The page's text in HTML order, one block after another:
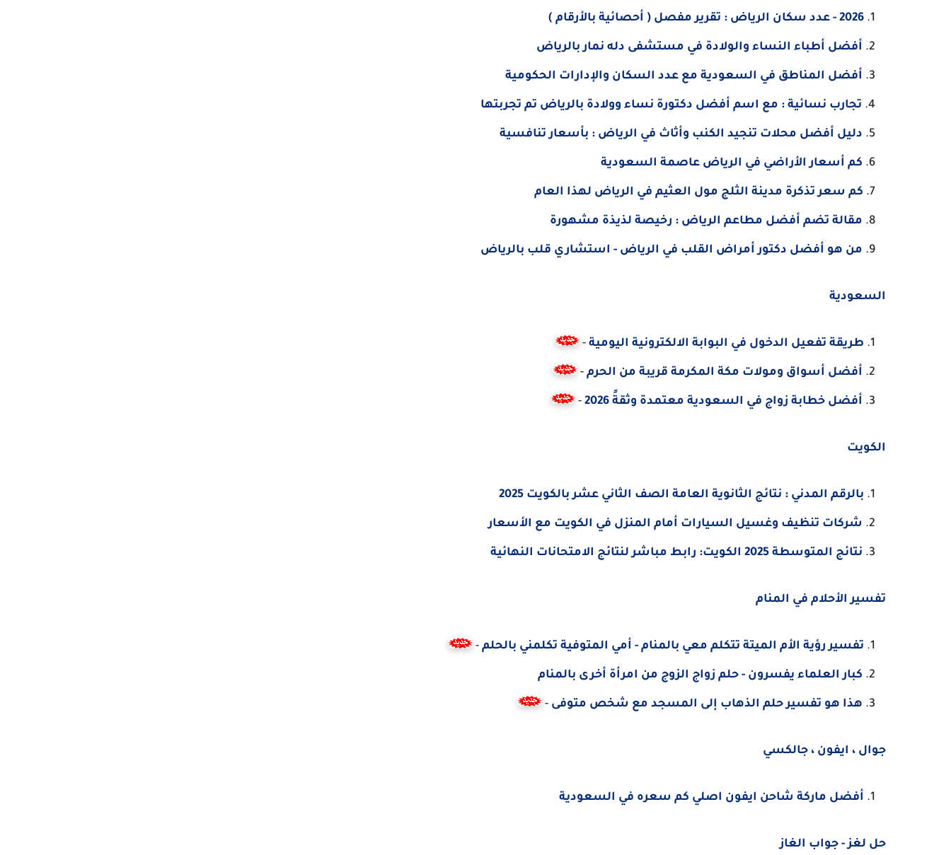
2026 - عدد سكان الرياض : تقرير مفصل ( أحصائية بالأرقام )
أفضل أطباء النساء والولادة في مستشفى دله نمار بالرياض
أفضل المناطق في السعودية مع عدد السكان والإدارات الحكومية
تجارب نسائية : مع اسم أفضل دكتورة نساء وولادة بالرياض تم تجربتها
دليل أفضل محلات تنجيد الكنب وأثاث في الرياض : بأسعار تنافسية
كم أسعار الأراضي في الرياض عاصمة السعودية
كم سعر تذكرة مدينة الثلج مول العثيم في الرياض لهذا العام
مقالة تضم أفضل مطاعم الرياض : رخيصة لذيذة مشهورة
من هو أفضل دكتور أمراض القلب في الرياض - استشاري قلب بالرياض
السعودية
طريقة تفعيل الدخول في البوابة الالكترونية اليومية -
أفضل أسواق ومولات مكة المكرمة قريبة من الحرم -
أفضل خطابة زواج في السعودية معتمدة وثقةً 2026 -
الكويت
بالرقم المدني : نتائج الثانوية العامة الصف الثاني عشر بالكويت 2025
شركات تنظيف وغسيل السيارات أمام المنزل في الكويت مع الأسعار
نتائج المتوسطة 2025 الكويت: رابط مباشر لنتائج الامتحانات النهائية
تفسير الأحلام في المنام
تفسير رؤية الأم الميتة تتكلم معي بالمنام - أمي المتوفية تكلمني بالحلم -
كبار العلماء يفسرون - حلم زواج الزوج من امرأة أخرى بالمنام
هذا هو تفسير حلم الذهاب إلى المسجد مع شخص متوفى -
جوال ، ايفون ، جالكسي
أفضل ماركة شاحن ايفون اصلي كم سعره في السعودية
حل لغز - جواب الغاز